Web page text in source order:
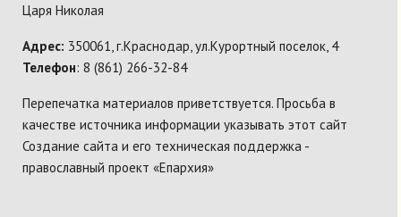
Царя Николая
Адрес: 350061, г.Краснодар, ул.Курортный поселок, 4
Телефон: 8 (861) 266-32-84
Перепечатка материалов приветствуется. Просьба в
качестве источника информации указывать этот сайт
Создание сайта и его техническая поддержка -
православный проект «Епархия»